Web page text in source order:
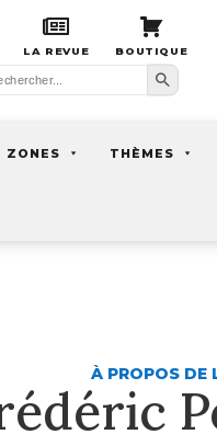
LA REVUE BOUTIQUE
Search Button
ZONES THÈMES
À PROPOS DE